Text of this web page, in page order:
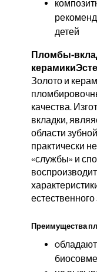
детей
Пломбы-
Золото и
качества.
вкладки,
области
практически
«службы» и
естественного
Преимущества